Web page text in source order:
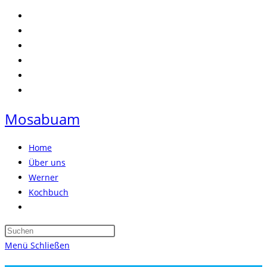
Zum
Inhalt
springen
Mosabuam
Home
Über uns
Werner
Kochbuch
umschalten
Press
Menü Schließen